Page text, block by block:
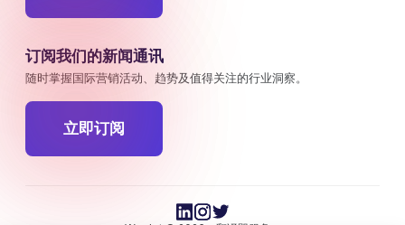
订阅我们的新闻通讯
随时掌握国际营销活动、趋势及值得关注的行业洞察。
立即订阅